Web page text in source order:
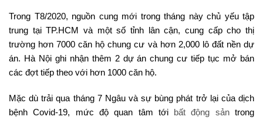
Trong T8/2020, nguồn cung mới trong tháng này chủ yếu tập
trung tại TP.HCM và một số tỉnh lân cận, cung cấp cho thị
trường hơn 7000 căn hộ chung cư và hơn 2,000 lô đất nền dự
án. Hà Nội ghi nhận thêm 2 dự án chung cư tiếp tục mở bán
các đợt tiếp theo với hơn 1000 căn hộ.
Mặc dù trải qua tháng 7 Ngâu và sự bùng phát trở lại của dịch
bệnh Covid-19, mức độ quan tâm tới bất động sảntrong